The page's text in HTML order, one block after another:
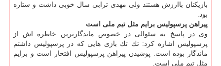
بازیكنان باارزش هستند ولی مهدی ترابی سال خوبی داشت و ستاره
بود.
پیراهن پرسپولیس برایم مثل تیم ملی است
وی در پاسخ به سئوالی در خصوص ماندگارترین خاطره اش از
پرسپولیس اشاره كرد: تك تك بازی هایی كه در پرسپولیس داشتم
ماندگار بوده است. پوشیدن پیراهن پرسپولیس افتخار است و برایم
مثل تیم ملی است.